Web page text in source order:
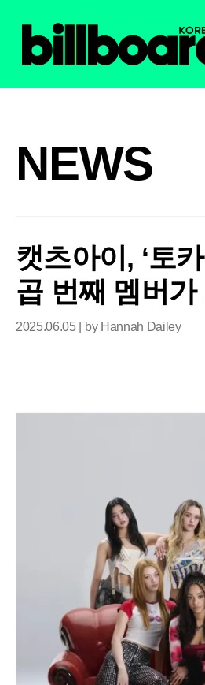
NEWS
캣츠아이, ‘토
곱 번째 멤버
2025.06.05 | by Hannah Dailey